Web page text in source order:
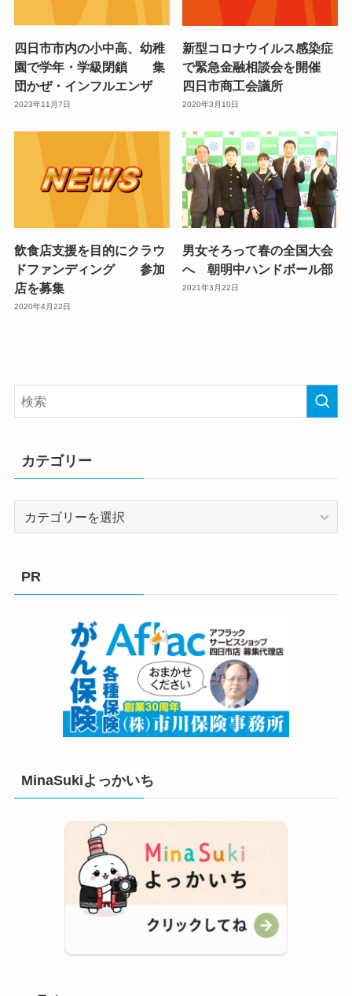
四日市市内の小中高、幼稚
園で学年・学級閉鎖 集
団かぜ・インフルエンザ
2023年11月7日
新型コロナウイルス感染症
で緊急金融相談会を開催
四日市商工会議所
2020年3月10日
飲食店支援を目的にクラウ
ドファンディング 参加
店を募集
2020年4月22日
男女そろって春の全国大会
へ 朝明中ハンドボール部
2021年3月22日
カテゴリー
PR
MinaSukiよっかいち